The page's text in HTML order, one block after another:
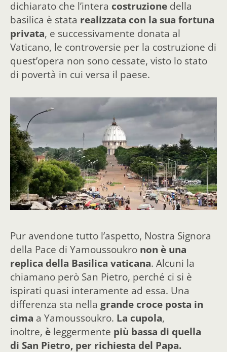
dichiarato che l’intera costruzione della
basilica è stata realizzata con la sua fortuna
privata, e successivamente donata al
Vaticano, le controversie per la costruzione di
quest’opera non sono cessate, visto lo stato
di povertà in cui versa il paese.
Pur avendone tutto l’aspetto, Nostra Signora
della Pace di Yamoussoukro non è una
replica della Basilica vaticana. Alcuni la
chiamano però San Pietro, perché ci si è
ispirati quasi interamente ad essa. Una
differenza sta nella grande croce posta in
cima a Yamoussoukro. La cupola,
inoltre, è leggermente più bassa di quella
di San Pietro, per richiesta del Papa.